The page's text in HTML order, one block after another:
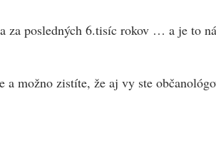
posledných 6.tisíc rokov … a je to
možno zistíte, že aj vy ste